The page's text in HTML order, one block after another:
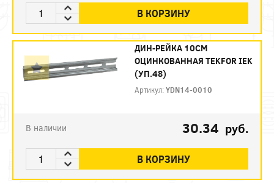
В КОРЗИНУ
ДИН-РЕЙКА 10СМ
ОЦИНКОВАННАЯ TEKFOR IEK
(УП.48)
Артикул:YDN14-0010
В наличии 30.34 руб.
В КОРЗИНУ